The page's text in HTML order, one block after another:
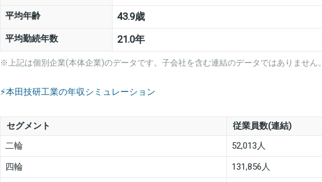
平均年齢 43.9歳
平均勤続年数 21.0年
※上記は個別企業(本体企業)のデータです。子会社を含む連結のデータではありません
⚡️本田技研工業の年収シミュレーション
セグメント
従業員数(連結)
二輪
52,013人
四輪
131,856人